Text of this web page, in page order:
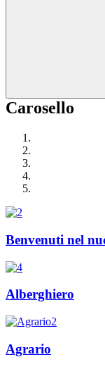
Carosello
Benvenuti nel
Alberghiero
Agrario